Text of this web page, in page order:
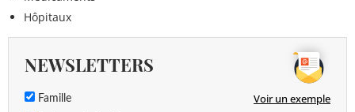
Hôpitaux
NEWSLETTERS
Famille Voir un exemple